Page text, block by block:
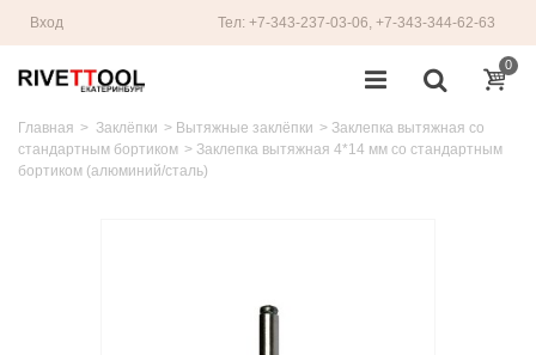
Вход Тел: +7-343-237-03-06, +7-343-344-62-63
0
Главная > Заклёпки > Вытяжные заклёпки > Заклепка вытяжная со
стандартным бортиком > Заклепка вытяжная 4*14 мм со стандартным
бортиком (алюминий/сталь)